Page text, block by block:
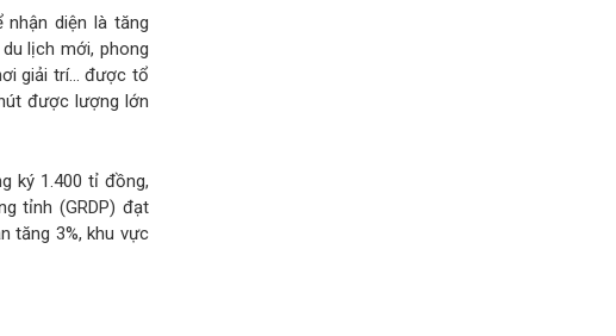
diện là tăng
lịch mới, phong
giải trí… được tổ
được lượng lớn
ký 1.400 tỉ đồng,
tỉnh (GRDP) đạt
tăng 3%, khu vực